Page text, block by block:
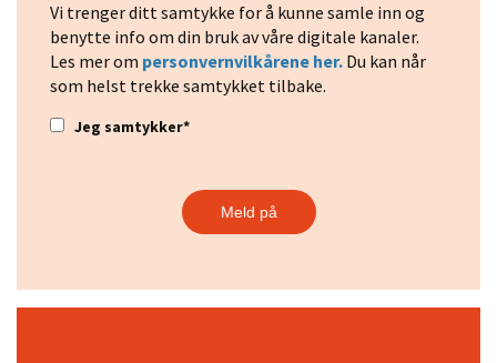
Vi trenger ditt samtykke for å kunne samle inn og
benytte info om din bruk av våre digitale kanaler.
Les mer om personvernvilkårene her. Du kan når
som helst trekke samtykket tilbake.
Jeg samtykker*